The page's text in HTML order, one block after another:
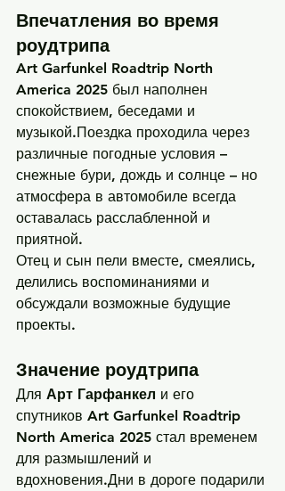
Впечатления во время
роудтрипа
Art Garfunkel Roadtrip North
America 2025 был наполнен
спокойствием, беседами и
музыкой.Поездка проходила через
различные погодные условия –
снежные бури, дождь и солнце – но
атмосфера в автомобиле всегда
оставалась расслабленной и
приятной.
Отец и сын пели вместе, смеялись,
делились воспоминаниями и
обсуждали возможные будущие
проекты.
Значение роудтрипа
Для Арт Гарфанкел и его
спутников Art Garfunkel Roadtrip
North America 2025 стал временем
для размышлений и
вдохновения.Дни в дороге подарили